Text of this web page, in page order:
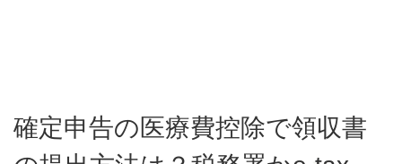
確定申告の医療費控除で領収書